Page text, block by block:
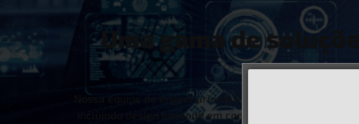
Uma gama de
Nossa equipe de engenharia de P&D possui amplas
incluindo design baseado em computador e análise